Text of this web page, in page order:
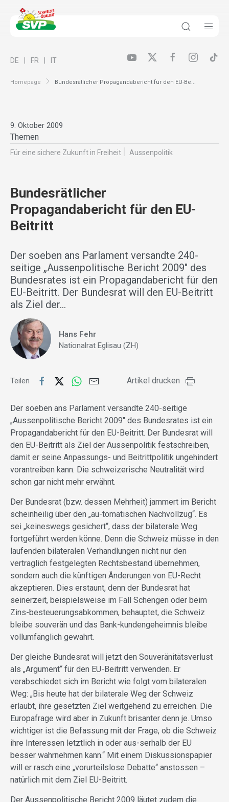
Homepage Bundesrätlicher Propagandabericht für den EU-Be...
DE FR IT
9. Oktober 2009
Themen
Für eine sichere Zukunft in Freiheit Aussenpolitik
Bundesrätlicher
Propagandabericht für den EU-
Beitritt
Der soeben ans Parlament versandte 240-
seitige „Aussenpolitische Bericht 2009" des
Bundesrates ist ein Propagandabericht für den
EU-Beitritt. Der Bundesrat will den EU-Beitritt
als Ziel der…
Hans Fehr
Nationalrat Eglisau (ZH)
Teilen Artikel drucken
Der soeben ans Parlament versandte 240-seitige
„Aussenpolitische Bericht 2009″ des Bundesrates ist ein
Propagandabericht für den EU-Beitritt. Der Bundesrat will
den EU-Beitritt als Ziel der Aussenpolitik festschreiben,
damit er seine Anpassungs- und Beitrittpolitik ungehindert
vorantreiben kann. Die schweizerische Neutralität wird
schon gar nicht mehr erwähnt.
Der Bundesrat (bzw. dessen Mehrheit) jammert im Bericht
scheinheilig über den „au-tomatischen Nachvollzug“. Es
sei „keineswegs gesichert“, dass der bilaterale Weg
fortgeführt werden könne. Denn die Schweiz müsse in den
laufenden bilateralen Verhandlungen nicht nur den
vertraglich festgelegten Rechtsbestand übernehmen,
sondern auch die künftigen Änderungen von EU-Recht
akzeptieren. Dies erstaunt, denn der Bundesrat hat
seinerzeit, beispielsweise im Fall Schengen oder beim
Zins-besteuerungsabkommen, behauptet, die Schweiz
bleibe souverän und das Bank-kundengeheimnis bleibe
vollumfänglich gewahrt.
Der gleiche Bundesrat will jetzt den Souveränitätsverlust
als „Argument“ für den EU-Beitritt verwenden. Er
verabschiedet sich im Bericht wie folgt vom bilateralen
Weg: „Bis heute hat der bilaterale Weg der Schweiz
erlaubt, ihre gesetzten Ziel weitgehend zu erreichen. Die
Europafrage wird aber in Zukunft brisanter denn je. Umso
wichtiger ist die Befassung mit der Frage, ob die Schweiz
ihre Interessen letztlich in oder aus-serhalb der EU
besser wahrnehmen kann.“ Mit einem Diskussionspapier
will er rasch eine „vorurteilslose Debatte“ anstossen –
natürlich mit dem Ziel EU-Beitritt.
Der Aussenpolitische Bericht 2009 läutet zudem die